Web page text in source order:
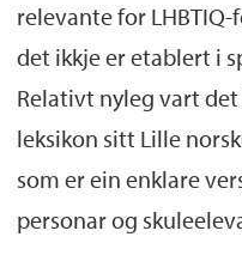
relevante for
det ikkje er etablert i
Relativt nyleg vart
leksikon sitt Lille
som er ein enklare
personar og